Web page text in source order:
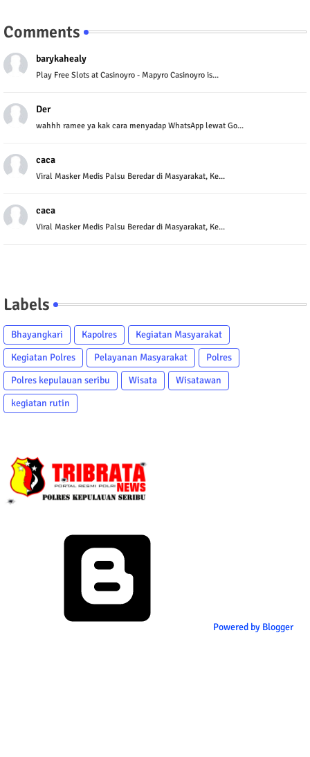
Comments
barykahealy
Play Free Slots at Casinoyro - Mapyro Casinoyro is...
Der
wahhh ramee ya kak cara menyadap WhatsApp lewat Go...
caca
Viral Masker Medis Palsu Beredar di Masyarakat, Ke...
caca
Viral Masker Medis Palsu Beredar di Masyarakat, Ke...
Labels
Bhayangkari Kapolres
Kegiatan Masyarakat
Kegiatan Polres
Pelayanan Masyarakat
Polres
Polres kepulauan seribu
Wisata
Wisatawan
kegiatan rutin
Powered by Blogger